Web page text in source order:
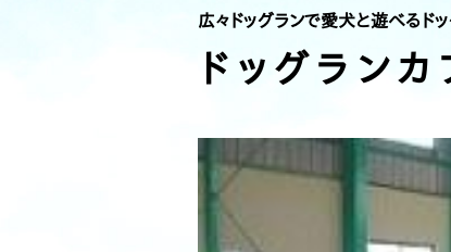
広々ドッグランで愛犬と遊べるド
ドッグラン